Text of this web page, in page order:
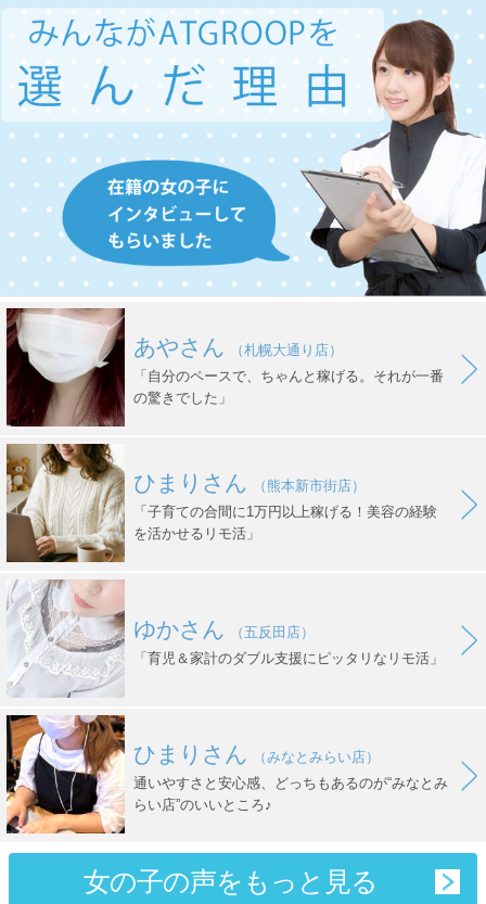
あやさん
（札幌大通り店）
「自分のペースで、ちゃんと稼げる。それが一番
の驚きでした」
ひまりさん
（熊本新市街店）
「子育ての合間に1万円以上稼げる！美容の経験
を活かせるリモ活」
ゆかさん
（五反田店）
「育児＆家計のダブル支援にピッタリなリモ活」
ひまりさん
（みなとみらい店）
通いやすさと安心感、どっちもあるのが“みなとみ
らい店”のいいところ♪
女の子の声をもっと見る